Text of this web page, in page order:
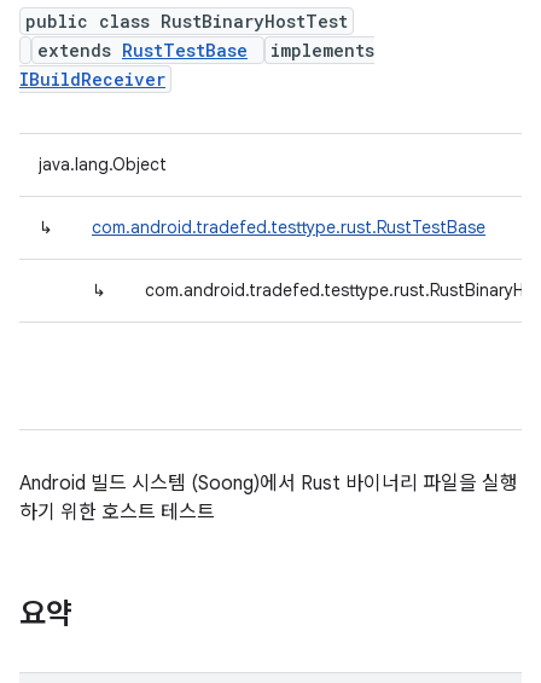
public class RustBinaryHostTest
extends RustTestBase
implements
IBuildReceiver
java.lang.Object
↳ com.android.tradefed.testtype.rust.RustTestBase
↳
Android 빌드 시스템 (Soong)에서 Rust 바이너리 파일을 실행
하기 위한 호스트 테스트
요약